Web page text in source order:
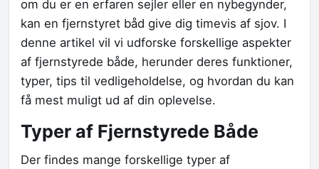
om du er en erfaren sejler eller en nybegynder,
kan en fjernstyret båd give dig timevis af sjov. I
denne artikel vil vi udforske forskellige aspekter
af fjernstyrede både, herunder deres funktioner,
typer, tips til vedligeholdelse, og hvordan du kan
få mest muligt ud af din oplevelse.
Typer af Fjernstyrede Både
Der findes mange forskellige typer af